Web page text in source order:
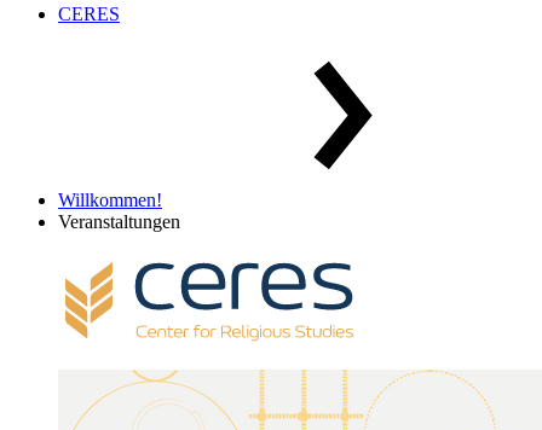
CERES
Willkommen!
Veranstaltungen